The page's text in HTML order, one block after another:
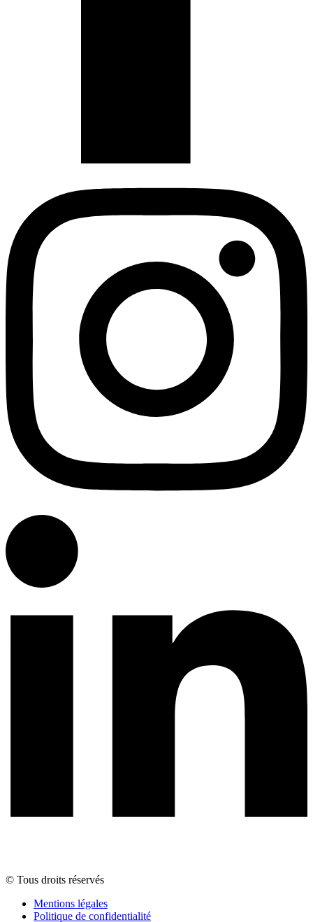
© Tous droits réservés
Mentions légales
Politique de confidentialité